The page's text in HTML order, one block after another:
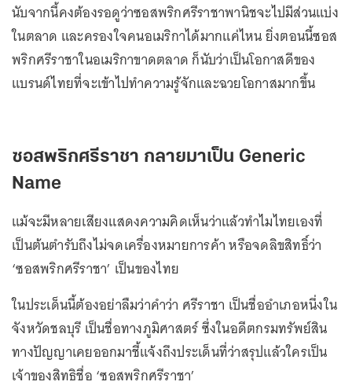
นับจากนี้คงต้องรอดูว่าซอสพริกศรีราชาพานิชจะไปมีส่วนแบ่ง
ในตลาด และครองใจคนอเมริกาได้มากแค่ไหน ยิ่งตอนนี้ซอส
พริกศรีราชาในอเมริกาขาดตลาด ก็นับว่าเป็นโอกาสดีของ
แบรนด์ไทยที่จะเข้าไปทำความรู้จักและฉวยโอกาสมากขึ้น
ซอสพริกศรีราชา กลายมาเป็น Generic
Name
แม้จะมีหลายเสียงแสดงความคิดเห็นว่าแล้วทำไมไทยเองที่
เป็นต้นตำรับถึงไม่จดเครื่องหมายการค้า หรือจดลิขสิทธิ์ว่า
‘ซอสพริกศรีราชา’ เป็นของไทย
ในประเด็นนี้ต้องอย่าลืมว่าคำว่า ศรีราชา เป็นชื่ออำเภอหนึ่งใน
จังหวัดชลบุรี เป็นชื่อทางภูมิศาสตร์ ซึ่งในอดีตกรมทรัพย์สิน
ทางปัญญาเคยออกมาชี้แจ้งถึงประเด็นที่ว่าสรุปแล้วใครเป็น
เจ้าของสิทธิชื่อ ‘ซอสพริกศรีราชา’